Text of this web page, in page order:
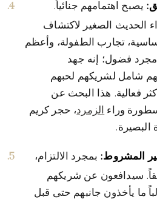
يصبح اهتمامهم جنائياً.
الحديث الصغير لاكتشاف
تجارب الطفولة، وأعظم
فضول؛ إنه جهد
شامل لشريكهم لحبهم
فعالية. هذا البحث عن
وراءالزمرد ، حجر كريم
البصيرة.
المشروط:بمجرد الالتزام،
سيدافعون عن شريكهم
ما يأخذون جانبهم حتى قبل